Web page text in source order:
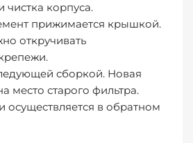
чистка корпуса.
прижимается крышкой.
откручивать
сборкой. Новая
место старого фильтра.
осуществляется в обратном